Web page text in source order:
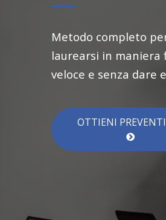
Metodo completo
laurearsi in maniera
veloce e senza dare
OTTIENI